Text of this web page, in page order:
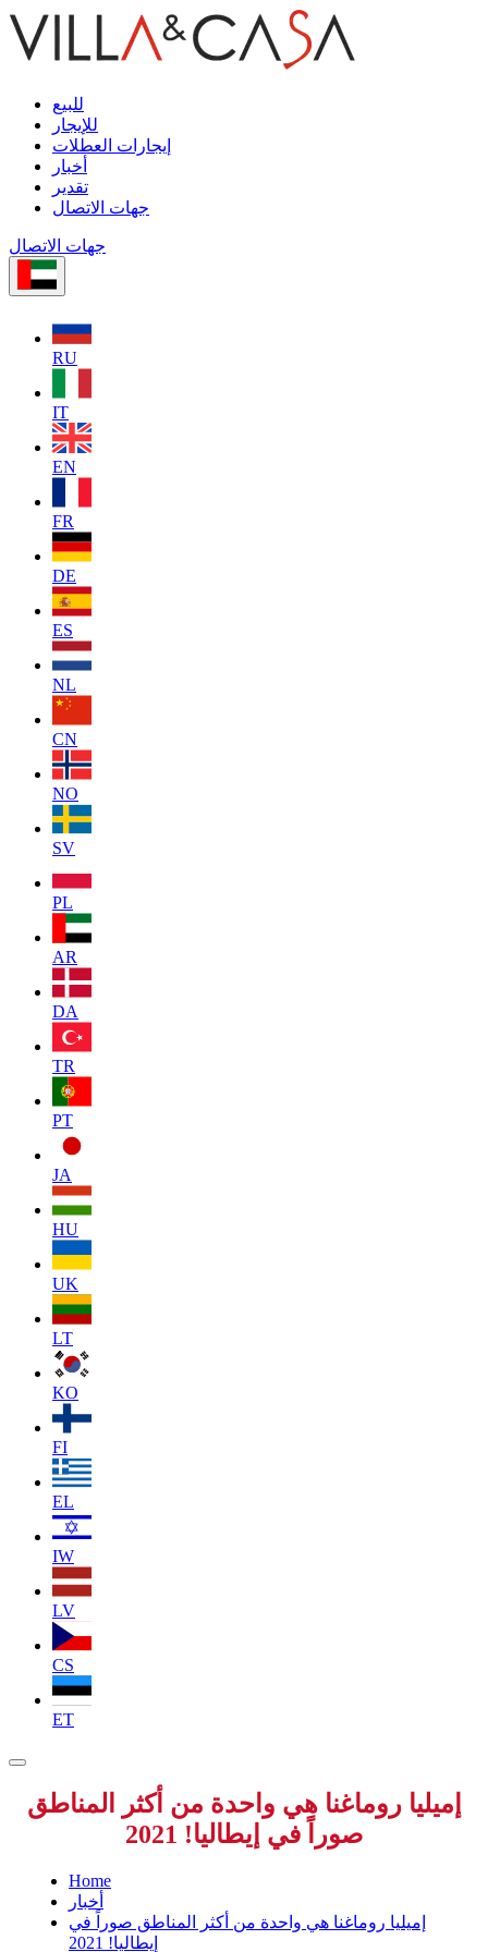
للبيع
للإيجار
إيجارات العطلات
أخبار
تقدير
جهات الاتصال
جهات الاتصال
RU
IT
EN
FR
DE
ES
NL
CN
NO
SV
PL
AR
DA
TR
PT
JA
HU
UK
LT
KO
FI
EL
IW
LV
CS
ET
إميليا روماغنا هي واحدة من أكثر المناطق
صوراً في إيطاليا! 2021
Home
أخبار
إميليا روماغنا هي واحدة من أكثر المناطق صوراً في
إيطاليا! 2021